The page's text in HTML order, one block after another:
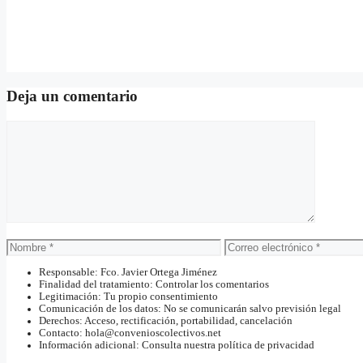
Deja un comentario
Nombre
Correo
electrónico
Responsable: Fco. Javier Ortega Jiménez
Finalidad del tratamiento: Controlar los comentarios
Legitimación: Tu propio consentimiento
Comunicación de los datos: No se comunicarán salvo previsión legal
Derechos: Acceso, rectificación, portabilidad, cancelación
Contacto: hola@convenioscolectivos.net
Información adicional: Consulta nuestra política de privacidad